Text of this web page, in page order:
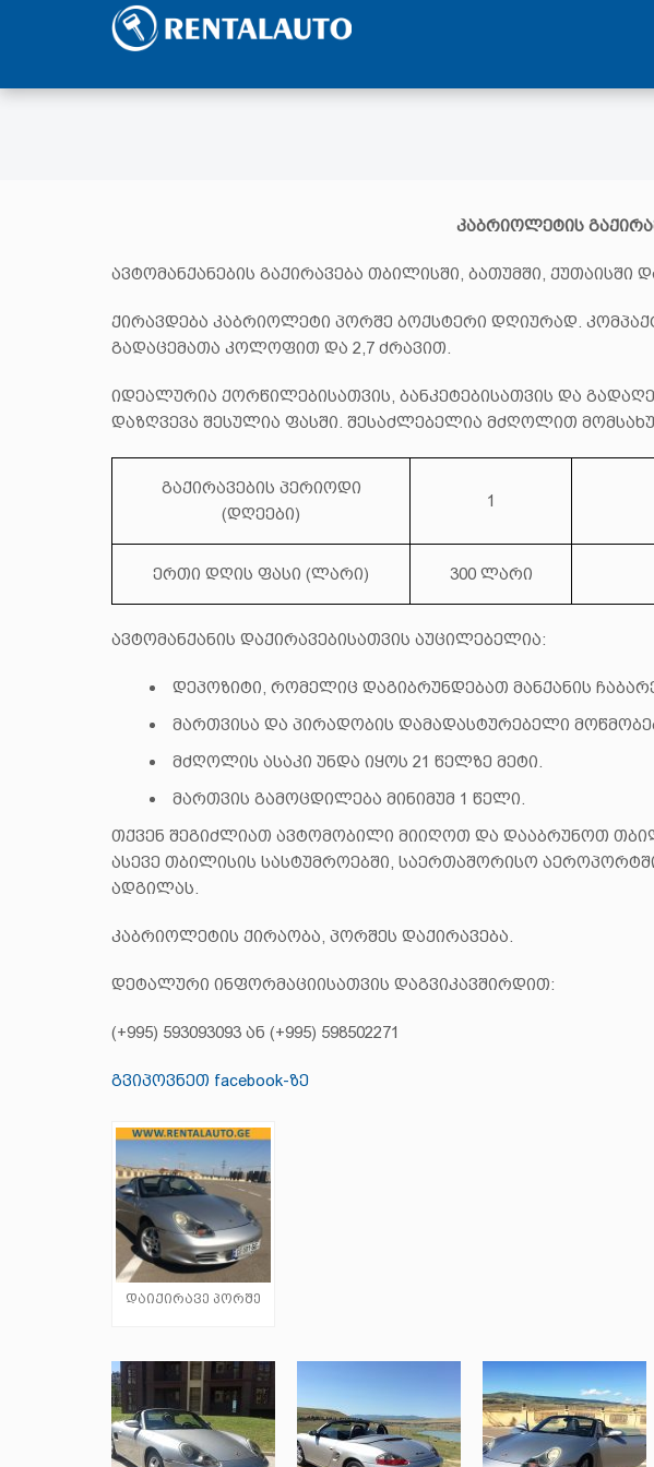
კაბრიოლეტის
ავტომანქანების გაქირავება თბილისში, ბათუმში, ქუთაისში
ქირავდება კაბრიოლეტი პორშე ბოქსტერი დღიურად.
გადაცემათა კოლოფით და 2,7 ძრავით.
იდეალურია ქორწილებისათვის, ბანკეტებისათვის და
დაზღვევა შესულია ფასში. შესაძლებელია მძღოლით
გაქირავების პერიოდი
(დღეები)
1
ერთი დღის ფასი (ლარი) 300 ლარი
ავტომანქანის დაქირავებისათვის აუცილებელია:
დეპოზიტი, რომელიც დაგიბრუნდებათ მანქანის
მართვისა და პირადობის დამადასტურებელი
მძღოლის ასაკი უნდა იყოს 21 წელზე მეტი.
მართვის გამოცდილება მინიმუმ 1 წელი.
თქვენ შეგიძლიათ ავტომობილი მიიღოთ და დააბრუნოთ
ასევე თბილისის სასტუმროებში, საერთაშორისო
ადგილას.
კაბრიოლეტის ქირაობა, პორშეს დაქირავება.
დეტალური ინფორმაციისათვის დაგვიკავშირდით:
(+995) 593093093 ან (+995) 598502271
გვიპოვნეთ facebook-ზე
დაიქირავე პორშე